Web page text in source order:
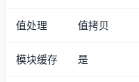
值处理 值拷贝
模块缓存 是